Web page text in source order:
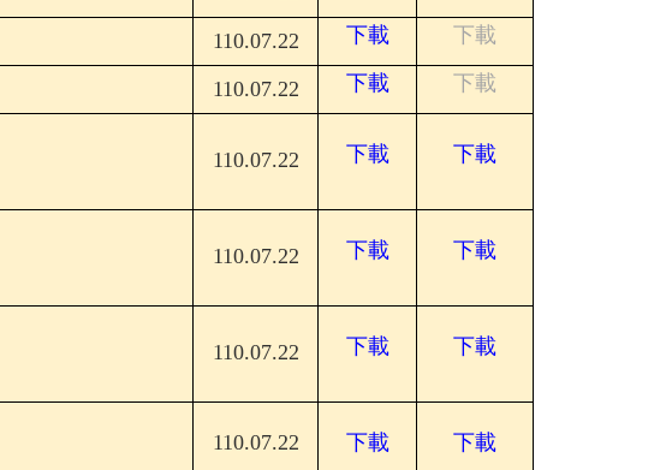
110.07.22 下載 下載
110.07.22 下載 下載
110.07.22 下載 下載
110.07.22 下載 下載
110.07.22 下載 下載
110.07.22 下載 下載